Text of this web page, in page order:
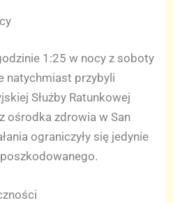
1:25 w nocy z soboty
natychmiast przybyli
Służby Ratunkowej
ośrodka zdrowia w San
ograniczyły się jedynie